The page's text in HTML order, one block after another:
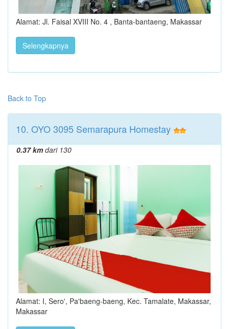
Alamat: Jl. Faisal XVIII No. 4 , Banta-bantaeng, Makassar
Selengkapnya
Back to Top
10. OYO 3095 Semarapura Homestay
0.37 kmdari 130
Alamat: I, Sero', Pa'baeng-baeng, Kec. Tamalate, Makassar,
Makassar